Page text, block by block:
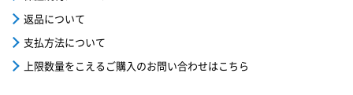
返品について
支払方法について
上限数量をこえるご購入のお問い合わせはこちら